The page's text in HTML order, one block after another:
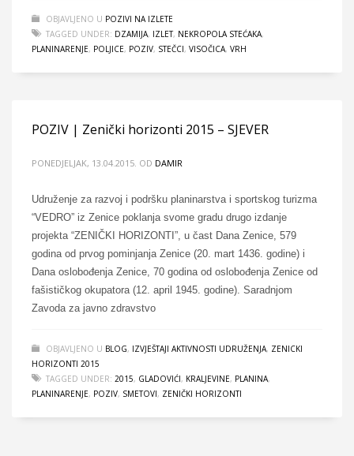
OBJAVLJENO U POZIVI NA IZLETE
TAGGED UNDER: DZAMIJA, IZLET, NEKROPOLA STEĆAKA,
PLANINARENJE, POLJICE, POZIV, STEČCI, VISOČICA, VRH
POZIV | Zenički horizonti 2015 – SJEVER
PONEDJELJAK, 13.04.2015. OD DAMIR
Udruženje za razvoj i podršku planinarstva i sportskog turizma
“VEDRO” iz Zenice poklanja svome gradu drugo izdanje
projekta “ZENIČKI HORIZONTI”, u čast Dana Zenice, 579
godina od prvog pominjanja Zenice (20. mart 1436. godine) i
Dana oslobođenja Zenice, 70 godina od oslobođenja Zenice od
fašističkog okupatora (12. april 1945. godine). Saradnjom
Zavoda za javno zdravstvo
OBJAVLJENO U BLOG, IZVJEŠTAJI AKTIVNOSTI UDRUŽENJA, ZENICKI
HORIZONTI 2015
TAGGED UNDER: 2015, GLADOVIĆI, KRALJEVINE, PLANINA,
PLANINARENJE, POZIV, SMETOVI, ZENIČKI HORIZONTI